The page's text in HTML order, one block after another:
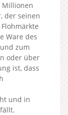
Millionen
der seinen
Ware des
zum
oder über
ist, dass
und in